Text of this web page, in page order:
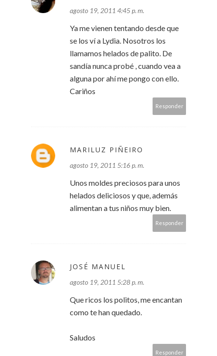
agosto 19, 2011 4:45 p. m.
Ya me vienen tentando desde que
se los ví a Lydia. Nosotros los
llamamos helados de palito. De
sandía nunca probé , cuando vea a
alguna por ahí me pongo con ello.
Cariños
Responder
MARILUZ PIÑEIRO
agosto 19, 2011 5:16 p. m.
Unos moldes preciosos para unos
helados deliciosos y que, además
alimentan a tus niños muy bien.
Responder
JOSÉ MANUEL
agosto 19, 2011 5:28 p. m.
Que ricos los politos, me encantan
como te han quedado.
Saludos
Responder